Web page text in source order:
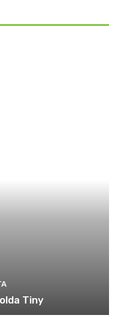
Tiny